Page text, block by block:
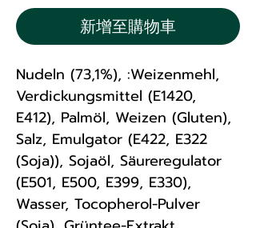
新增至購物車
Nudeln (73,1%), :Weizenmehl,
Verdickungsmittel (E1420,
E412), Palmöl, Weizen (Gluten),
Salz, Emulgator (E422, E322
(Soja)), Sojaöl, Säureregulator
(E501, E500, E399, E330),
Wasser, Tocopherol-Pulver